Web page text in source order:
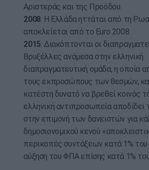
Αριστεράς και της Προόδου.
2008: Η Ελλάδα ηττάται από τη
αποκλείεται από το Euro 2008.
2015: Διακόπτονται οι
Βρυξέλλες ανάμεσα στην ελληνική
διαπραγματευτική ομάδα, η οποία
τους εκπροσώπους των θεσμών,
κατέστη δυνατό να βρεθεί κοινός
ελληνική αντιπροσωπεία αποδίδει
στην επιμονή των δανειστών για
δημοσιονομικού κενού
περικοπές συντάξεων κατά 1%
αύξηση του ΦΠΑ επίσης κατά 1%